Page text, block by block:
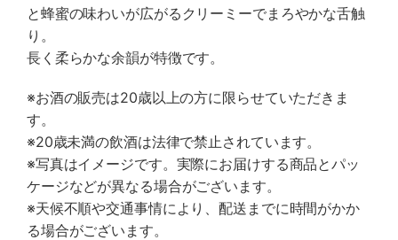
と蜂蜜の味わいが広がるクリーミーでまろやかな舌触
り。
長く柔らかな余韻が特徴です。
※お酒の販売は20歳以上の方に限らせていただきま
す。
※20歳未満の飲酒は法律で禁止されています。
※写真はイメージです。実際にお届けする商品とパッ
ケージなどが異なる場合がございます。
※天候不順や交通事情により、配送までに時間がかか
る場合がございます。